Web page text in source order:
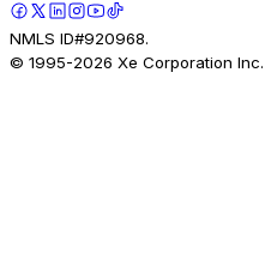
NMLS ID#920968.
© 1995-2026 Xe Corporation Inc.